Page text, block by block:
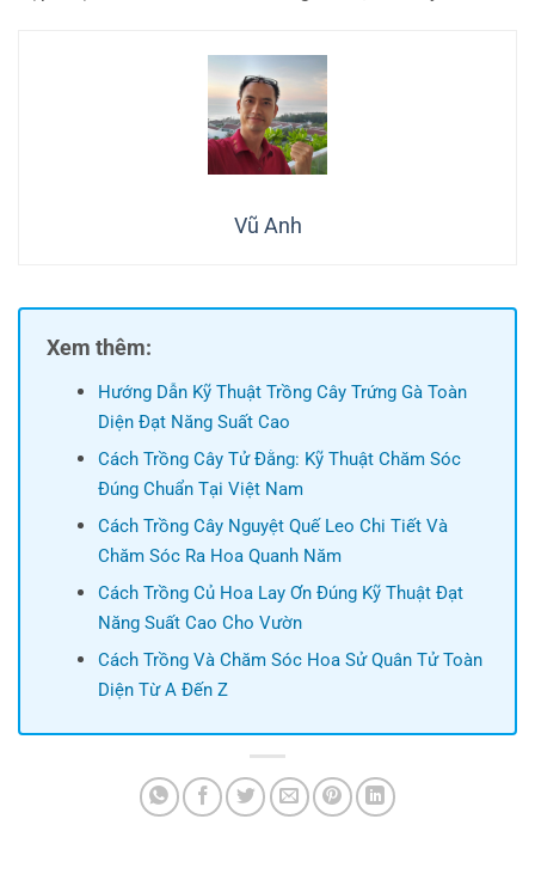
Vũ Anh
Xem thêm:
Hướng Dẫn Kỹ Thuật Trồng Cây Trứng Gà Toàn
Diện Đạt Năng Suất Cao
Cách Trồng Cây Tử Đằng: Kỹ Thuật Chăm Sóc
Đúng Chuẩn Tại Việt Nam
Cách Trồng Cây Nguyệt Quế Leo Chi Tiết Và
Chăm Sóc Ra Hoa Quanh Năm
Cách Trồng Củ Hoa Lay Ơn Đúng Kỹ Thuật Đạt
Năng Suất Cao Cho Vườn
Cách Trồng Và Chăm Sóc Hoa Sử Quân Tử Toàn
Diện Từ A Đến Z